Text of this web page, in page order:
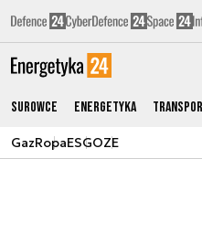
Surowce Energetyka
GazRopaESGOZE